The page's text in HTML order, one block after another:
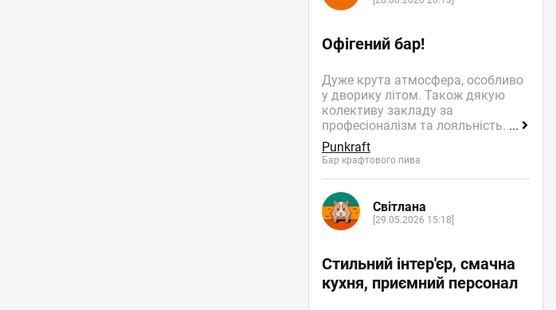
Офігений бар!
Дуже крута атмосфера, особливо
у дворику літом. Також дякую
колективу закладу за
професіоналізм та лояльність. ...
Punkraft
Бар крафтового пива
Світлана
[29.05.2026 15:18]
Стильний інтер'єр, смачна
кухня, приємний персонал